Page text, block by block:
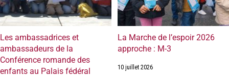
Les ambassadrices et
ambassadeurs de la
Conférence romande des
enfants au Palais fédéral
La Marche de l’espoir 2026
approche : M-3
10 juillet 2026